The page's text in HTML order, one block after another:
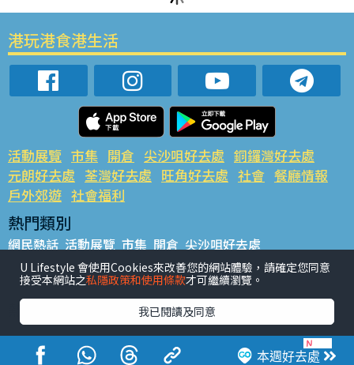
本週好去處
港玩港食港生活
活動展覽 市集 開倉 尖沙咀好去處 銅鑼灣好去處
元朗好去處 荃灣好去處 旺角好去處 社會 餐廳情報
戶外郊遊 社會福利
熱門類別
網民熱話 活動展覽 市集 開倉 尖沙咀好去處
銅鑼灣好去處 元朗好去處 荃灣好去處 旺角好去處 社會
餐廳情報 戶外郊遊
熱門標籤
#UGO搵好去處 #人氣活動推介 #美食社群熱話
#親子玩樂好去處
#ULifestyle應用程式
#限時搶
U Lifestyle 會使用Cookies來改善您的網站體驗，請確定您同意
接受本網站之私隱政策和使用條款才可繼續瀏覽。
我已閱讀及同意